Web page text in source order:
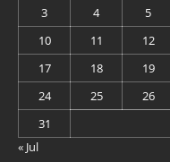
3
4 5
10
11 12
17
18 19
24
25 26
31
« Jul